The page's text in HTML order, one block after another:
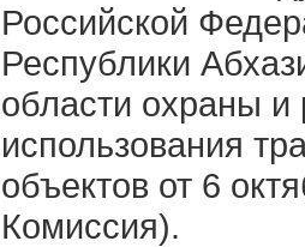
Российской
Республики
области охраны и
использования
объектов от 6
Комиссия).